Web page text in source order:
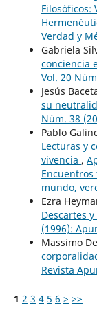
Filosóficos:
Verdad y
Gabriela
conciencia
Vol. 20
Jesús
su
Núm. 38
Pablo
Lecturas y
vivencia ,
mundo,
Ezra
Descartes
(1996):
Massimo
Revista
1 2 3 4 5 6 > >>